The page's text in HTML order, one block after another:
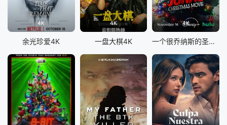
4K
余光珍爱4K
4K
一盘大棋4K
4K
一个很乔纳斯的圣诞节4K